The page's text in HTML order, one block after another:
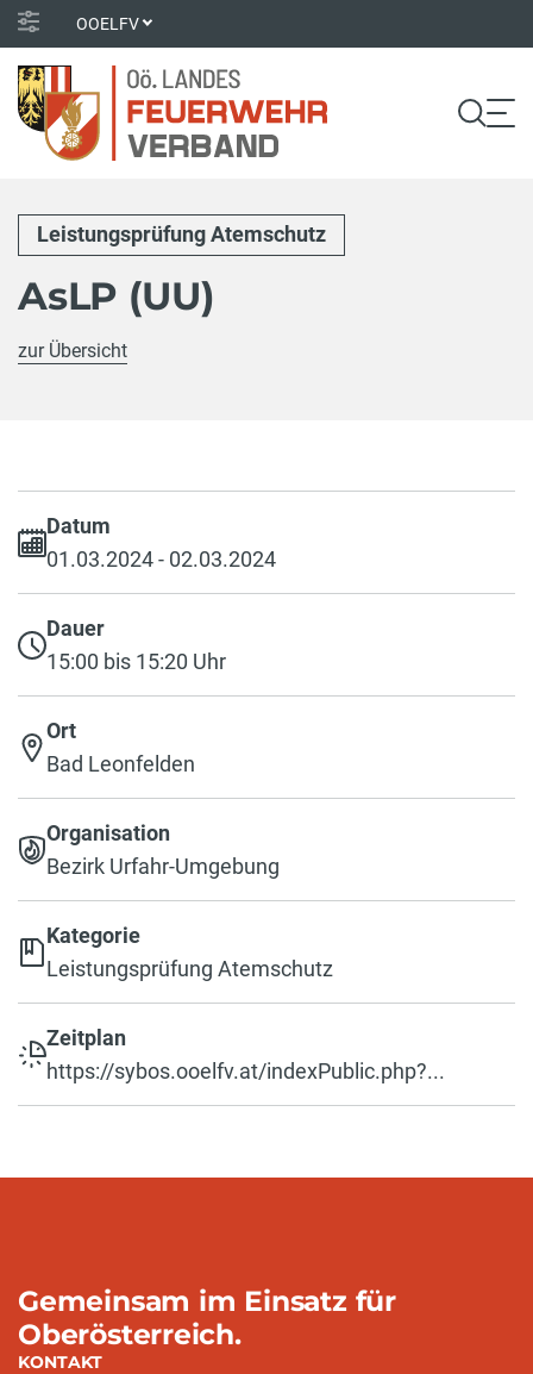
OOELFV
Leistungsprüfung Atemschutz
AsLP (UU)
zur Übersicht
Datum
01.03.2024 - 02.03.2024
Dauer
15:00 bis 15:20 Uhr
Ort
Bad Leonfelden
Organisation
Bezirk Urfahr-Umgebung
Kategorie
Leistungsprüfung Atemschutz
Zeitplan
https://sybos.ooelfv.at/indexPublic.php?...
Gemeinsam im Einsatz für
Oberösterreich.
KONTAKT